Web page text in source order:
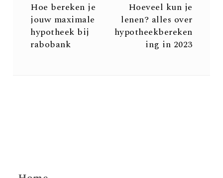
Hoe bereken je
jouw maximale
hypotheek bij
rabobank
Hoeveel kun je
lenen? alles over
hypotheekbereken
ing in 2023